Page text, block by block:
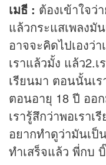
เมธี : ต้องเข้าใจ
แล้วกระแสเพลงมั
อาจจะคิดไปเองว่
เราแล้วมั้ง แล้ว2.
เรียนมา ตอนนั้นเ
ตอนอายุ 18 ปี ออ
เรารู้สึกว่าพอเรา
อยากทำดูว่ามันเป็
ทำเสร็จแล้ว พี่กบ